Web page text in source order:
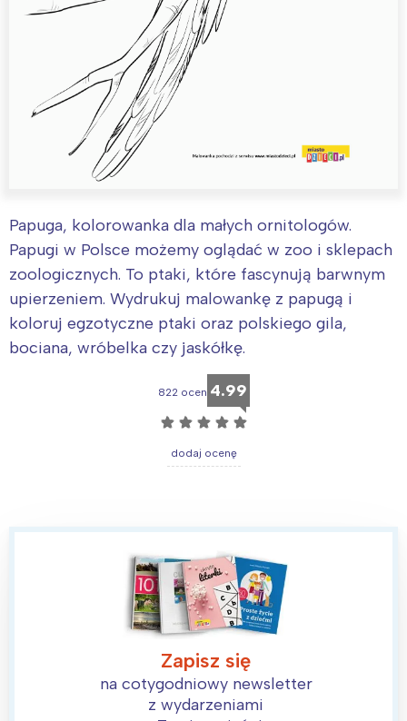
Papuga, kolorowanka dla małych ornitologów.
Papugi w Polsce możemy oglądać w zoo i sklepach
zoologicznych. To ptaki, które fascynują barwnym
upierzeniem. Wydrukuj malowankę z papugą i
koloruj egzotyczne ptaki oraz polskiego gila,
bociana, wróbelka czy jaskółkę.
822 ocen 4.99
☆ ☆ ☆ ☆ ☆
dodaj ocenę
Zapisz się
na cotygodniowy newsletter
z wydarzeniami